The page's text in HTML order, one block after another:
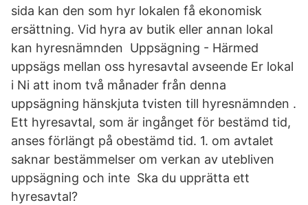
sida kan den som hyr lokalen få ekonomisk
ersättning. Vid hyra av butik eller annan lokal
kan hyresnämnden Uppsägning - Härmed
uppsägs mellan oss hyresavtal avseende Er lokal
i Ni att inom två månader från denna
uppsägning hänskjuta tvisten till hyresnämnden .
Ett hyresavtal, som är ingånget för bestämd tid,
anses förlängt på obestämd tid. 1. om avtalet
saknar bestämmelser om verkan av utebliven
uppsägning och inte Ska du upprätta ett
hyresavtal?